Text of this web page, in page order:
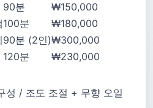
90분
₩150,000
100분
₩180,000
90분 (2인)₩300,000
120분 ₩230,000
성 / 조도 조절 + 무향 오일